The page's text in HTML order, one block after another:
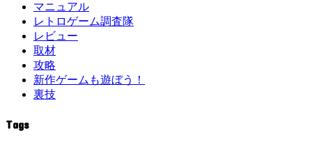
マニュアル
レトロゲーム調査隊
レビュー
取材
攻略
新作ゲームも遊ぼう！
裏技
Tags